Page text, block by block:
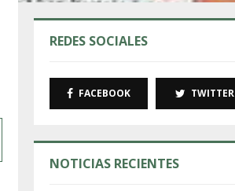
REDES SOCIALES
FACEBOOK TWITTER
NOTICIAS RECIENTES